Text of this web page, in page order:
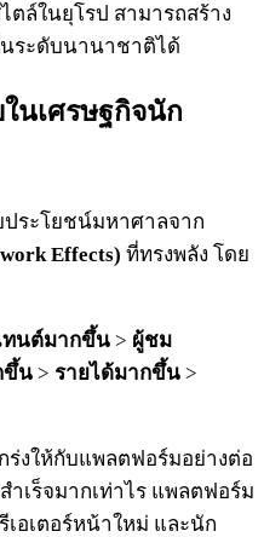
ตล์ในยุโรป สามารถสร้าง
ระดับนานาชาติได้
นเศรษฐกิจนัก
ประโยชน์มหาศาลจาก
Effects) ที่ทรงพลัง โดย
ทนต์มากขึ้น > ผู้ชม
ขึ้น > รายได้มากขึ้น >
ร่งให้กับแพลตฟอร์มอย่างต่อ
ำเร็จมากเท่าไร แพลตฟอร์ม
อเตอร์หน้าใหม่ และนัก